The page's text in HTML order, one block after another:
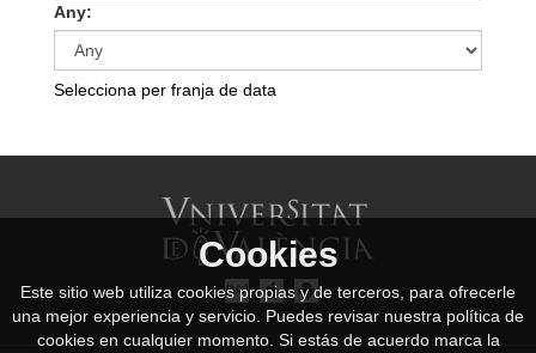
Any:
Selecciona per franja de data
Cookies
Este sitio web utiliza cookies propias y de terceros, para ofrecerle
una mejor experiencia y servicio. Puedes revisar nuestra política de
cookies en cualquier momento. Si estás de acuerdo marca la